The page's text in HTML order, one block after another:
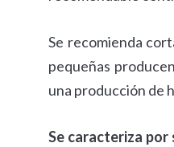
Se recomienda
pequeñas
una producción de
Se caracteriza